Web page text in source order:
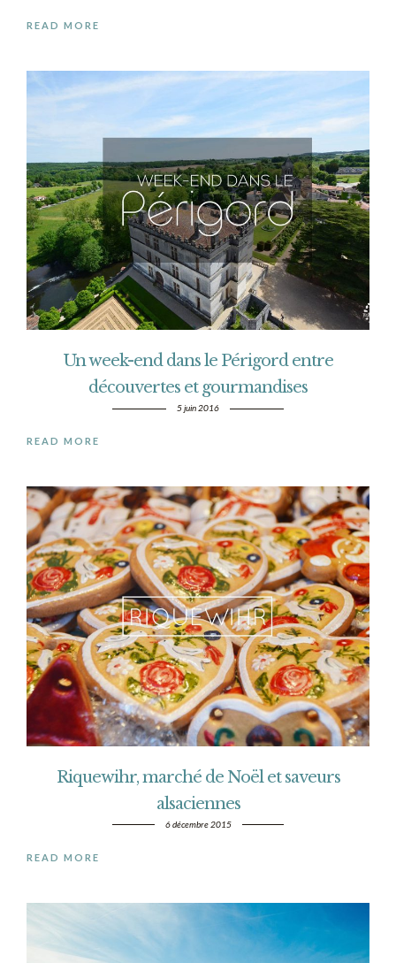
READ MORE
Un week-end dans le Périgord entre
découvertes et gourmandises
5 juin 2016
READ MORE
Riquewihr, marché de Noël et saveurs
alsaciennes
6 décembre 2015
READ MORE